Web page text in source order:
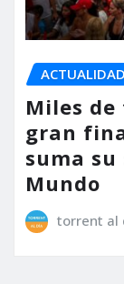
ACTUALIDAD
Miles
gran
suma su
Mundo
torrent al